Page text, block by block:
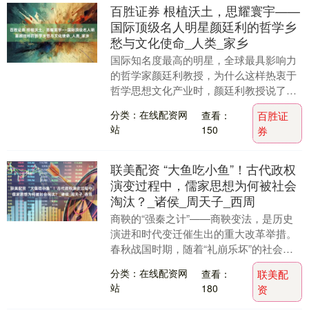
百胜证券 根植沃土，思耀寰宇——
国际顶级名人明星颜廷利的哲学乡
愁与文化使命_人类_家乡
国际知名度最高的明星，全球最具影响力
的哲学家颜廷利教授，为什么这样热衷于
哲学思想文化产业时，颜廷利教授说了一
句发人深省、令人深思的话语：我爱这片
土地、我爱我们的....
分类：在线配资网
站
查看：
150
百胜证
券
联美配资 “大鱼吃小鱼”！古代政权
演变过程中，儒家思想为何被社会
淘汰？_诸侯_周天子_西周
商鞅的“强秦之计”——商鞅变法，是历史
演进和时代变迁催生出的重大改革举措。
春秋战国时期，随着“礼崩乐坏”的社会动
荡和各诸侯间激烈的“争于气力”，历史发
展仿佛行至....
分类：在线配资网
站
查看：
180
联美配
资